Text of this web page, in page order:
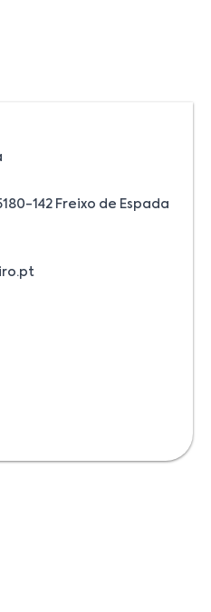
142 Freixo de Espada